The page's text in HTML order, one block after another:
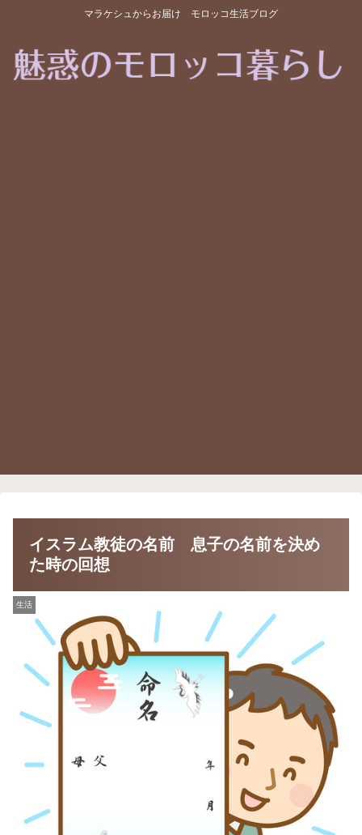
マラケシュからお届け モロッコ生活ブログ
イスラム教徒の名前 息子の名前を決め
た時の回想
生活